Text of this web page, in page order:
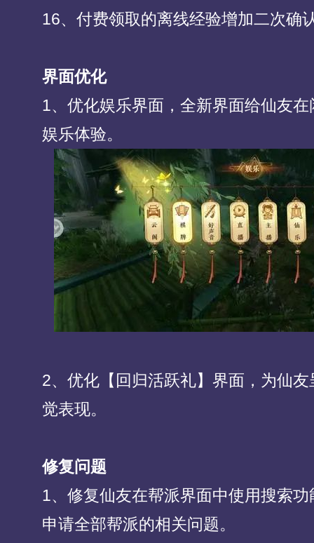
16、付费领取的离线经验增加二次确
界面优化
1、优化娱乐界面，全新界面给仙友
娱乐体验。
2、优化【回归活跃礼】界面，为仙
觉表现。
修复问题
1、修复仙友在帮派界面中使用搜索
申请全部帮派的相关问题。